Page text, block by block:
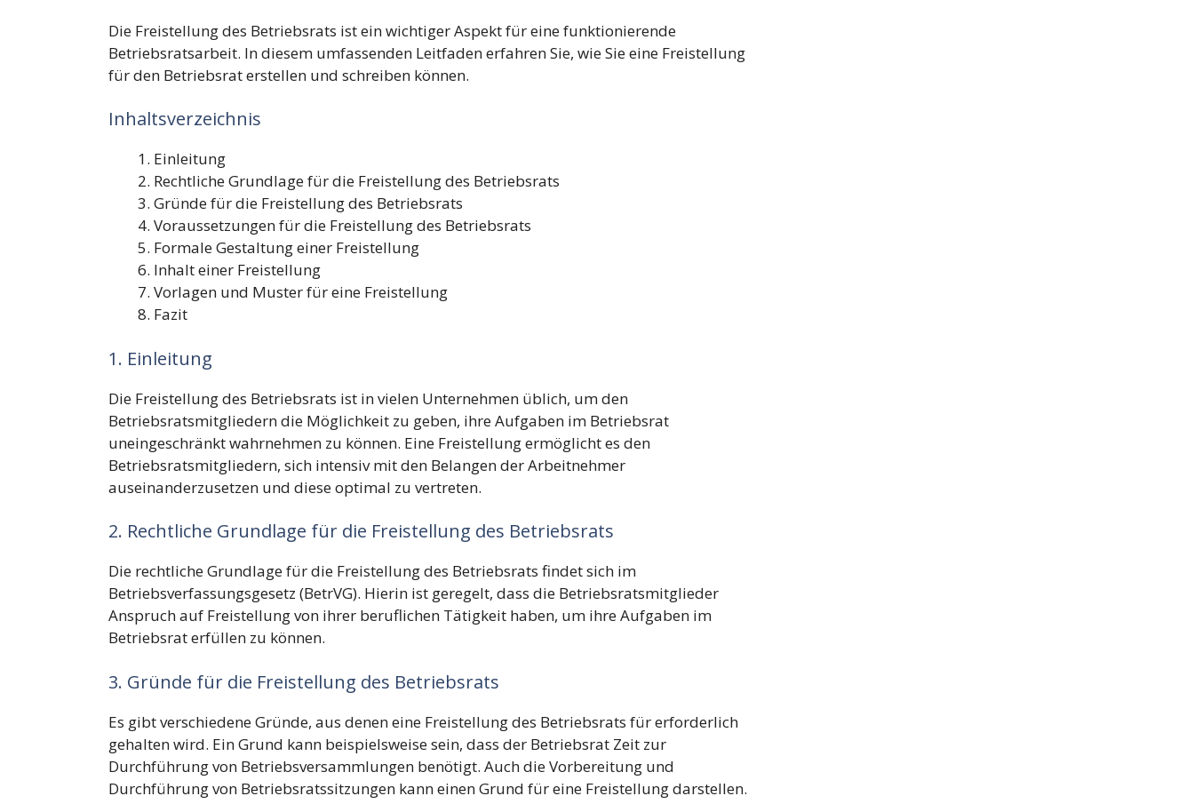
Die Freistellung des Betriebsrats ist ein wichtiger Aspekt für eine funktionierende
Betriebsratsarbeit. In diesem umfassenden Leitfaden erfahren Sie, wie Sie eine Freistellung
für den Betriebsrat erstellen und schreiben können.
Inhaltsverzeichnis
Einleitung
Rechtliche Grundlage für die Freistellung des Betriebsrats
Gründe für die Freistellung des Betriebsrats
Voraussetzungen für die Freistellung des Betriebsrats
Formale Gestaltung einer Freistellung
Inhalt einer Freistellung
Vorlagen und Muster für eine Freistellung
Fazit
1. Einleitung
Die Freistellung des Betriebsrats ist in vielen Unternehmen üblich, um den
Betriebsratsmitgliedern die Möglichkeit zu geben, ihre Aufgaben im Betriebsrat
uneingeschränkt wahrnehmen zu können. Eine Freistellung ermöglicht es den
Betriebsratsmitgliedern, sich intensiv mit den Belangen der Arbeitnehmer
auseinanderzusetzen und diese optimal zu vertreten.
2. Rechtliche Grundlage für die Freistellung des Betriebsrats
Die rechtliche Grundlage für die Freistellung des Betriebsrats findet sich im
Betriebsverfassungsgesetz (BetrVG). Hierin ist geregelt, dass die Betriebsratsmitglieder
Anspruch auf Freistellung von ihrer beruflichen Tätigkeit haben, um ihre Aufgaben im
Betriebsrat erfüllen zu können.
3. Gründe für die Freistellung des Betriebsrats
Es gibt verschiedene Gründe, aus denen eine Freistellung des Betriebsrats für erforderlich
gehalten wird. Ein Grund kann beispielsweise sein, dass der Betriebsrat Zeit zur
Durchführung von Betriebsversammlungen benötigt. Auch die Vorbereitung und
Durchführung von Betriebsratssitzungen kann einen Grund für eine Freistellung darstellen.